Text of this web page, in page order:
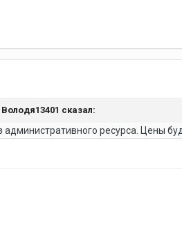
Володя13401 сказал:
ресурса. Цены